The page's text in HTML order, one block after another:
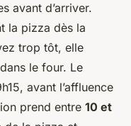
avant d’arriver.
la pizza dès la
trop tôt, elle
le four. Le
avant l’affluence
prend entre 10 et